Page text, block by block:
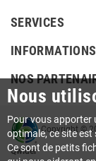
SERVICES
NOS
Copyright ©
Qwider
Nous
Pour vous apporter
optimale, ce site est
Ce sont de petits